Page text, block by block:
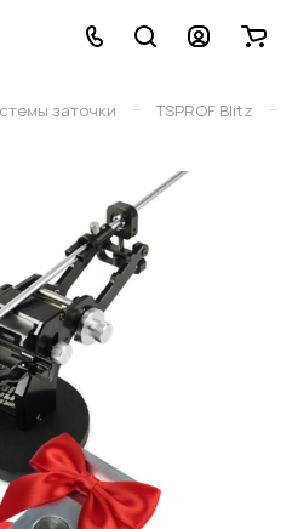
заточки – TSPROF Blitz –